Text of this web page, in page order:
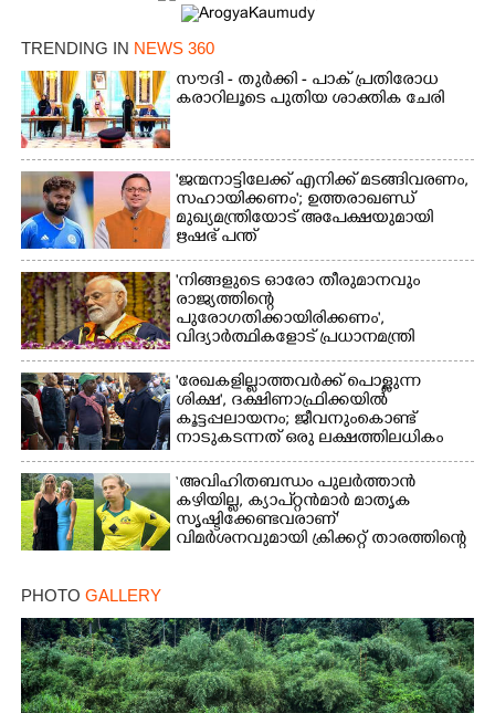
TRENDING IN NEWS 360
സൗദി - തുർക്കി - പാക് പ്രതിരോധ
കരാറിലൂടെ പുതിയ ശാക്തിക ചേരി
'ജന്മനാട്ടിലേക്ക് എനിക്ക് മടങ്ങിവരണം,
സഹായിക്കണം'; ഉത്തരാഖണ്ഡ്
മുഖ്യമന്ത്രിയോട് അപേക്ഷയുമായി
ഋഷഭ് പന്ത്
'നിങ്ങളുടെ ഓരോ തീരുമാനവും
രാജ്യത്തിന്റെ
പുരോഗതിക്കായിരിക്കണം',​
വിദ്യാർത്ഥികളോട് പ്രധാനമന്ത്രി
'രേഖകളില്ലാത്തവർക്ക് പൊള്ളുന്ന
ശിക്ഷ', ദക്ഷിണാഫ്രിക്കയിൽ
കൂട്ടപ്പലായനം; ജീവനുംകൊണ്ട്
നാടുകടന്നത് ഒരു ലക്ഷത്തിലധികം
പേർ
‘അവിഹിതബന്ധം പുലർത്താൻ
കഴിയില്ല,​ ക്യാപ്റ്റൻമാർ മാതൃക
സൃഷ്ടിക്കേണ്ടവരാണ്'
വിമർശനവുമായി ക്രിക്കറ്റ് താരത്തിന്റെ
PHOTO GALLERY